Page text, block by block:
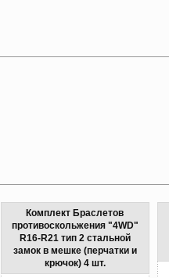
Комплект Браслетов
противоскольжения "4WD"
R16-R21 тип 2 стальной
замок в мешке (перчатки и
крючок) 4 шт.